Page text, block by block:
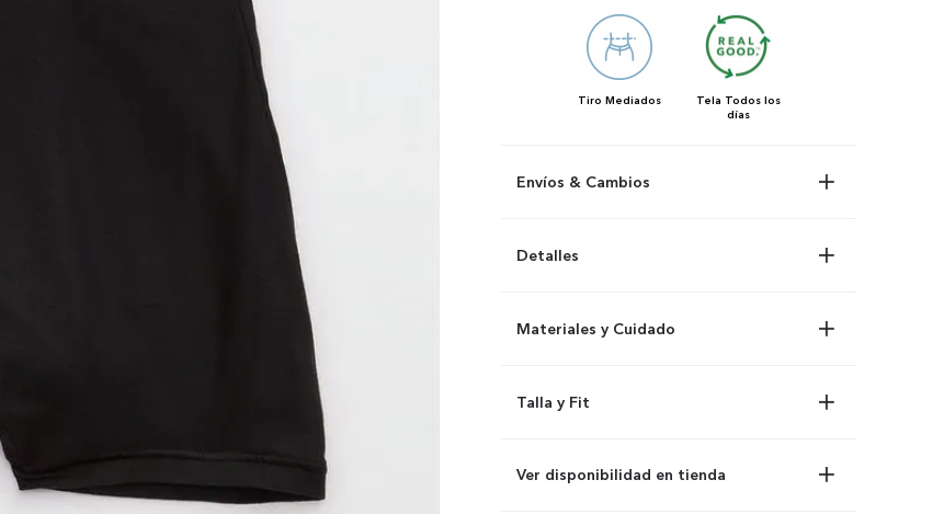
Tiro Mediados Tela Todos los
días
Envíos & Cambios
Detalles
Materiales y Cuidado
Talla y Fit
Ver disponibilidad en tienda